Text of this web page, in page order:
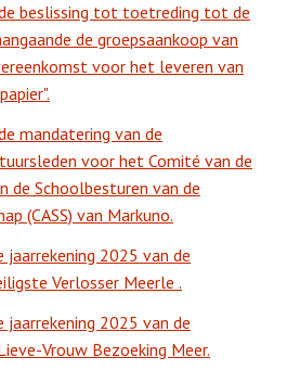
beslissing tot toetreding tot de
de groepsaankoop van
voor het leveren van
mandatering van de
voor het Comité van de
de Schoolbesturen van de
(CASS) van Markuno.
jaarrekening 2025 van de
Verlosser Meerle .
jaarrekening 2025 van de
Vrouw Bezoeking Meer.